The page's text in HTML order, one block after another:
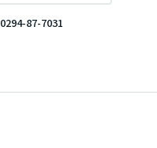
0294-87-7031